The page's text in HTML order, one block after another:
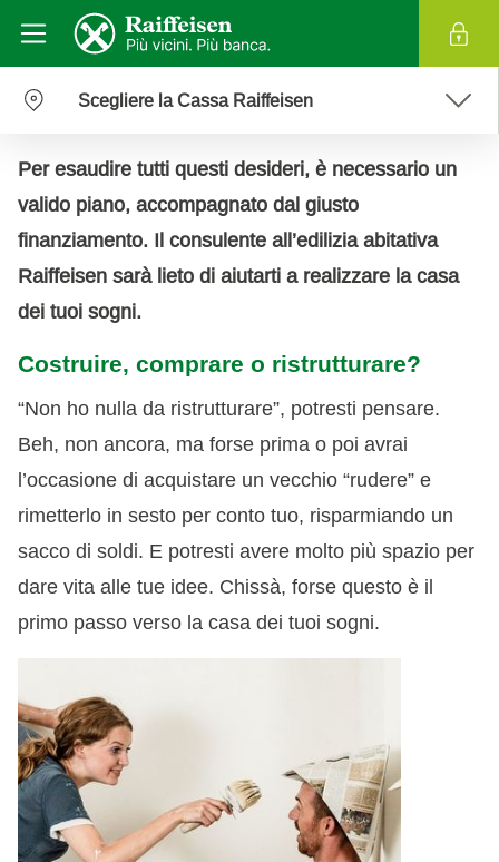
Scegliere la Cassa Raiffeisen
Per esaudire tutti questi desideri, è necessario un
valido piano, accompagnato dal giusto
finanziamento. Il consulente all’edilizia abitativa
Raiffeisen sarà lieto di aiutarti a realizzare la casa
dei tuoi sogni.
Costruire, comprare o ristrutturare?
“Non ho nulla da ristrutturare”, potresti pensare.
Beh, non ancora, ma forse prima o poi avrai
l’occasione di acquistare un vecchio “rudere” e
rimetterlo in sesto per conto tuo, risparmiando un
sacco di soldi. E potresti avere molto più spazio per
dare vita alle tue idee. Chissà, forse questo è il
primo passo verso la casa dei tuoi sogni.